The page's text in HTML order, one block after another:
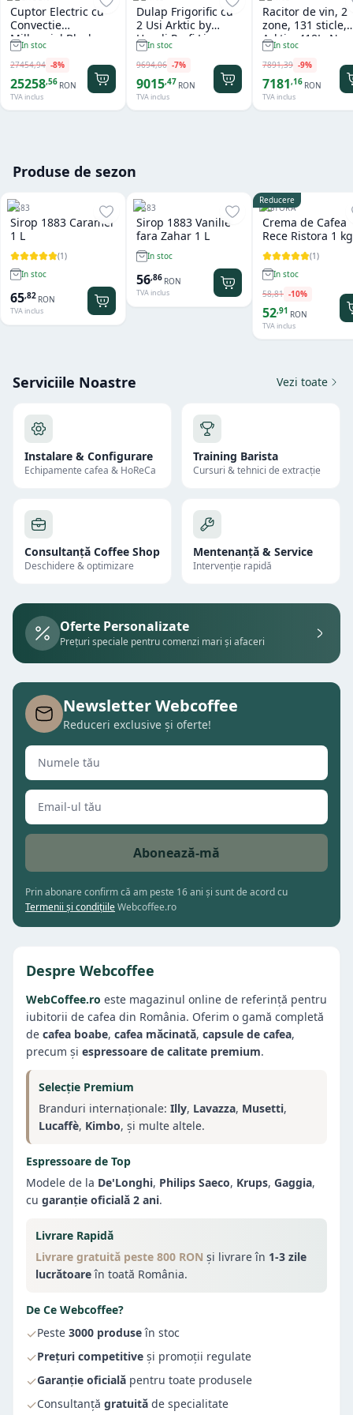
Cuptor Electric cu
Convectie
Millennial Black
Mask Gastro 11 tavi
x GN 1/1 Tecnoeka
In stoc
27454,94 -8%
25258,56 RON
TVA inclus
Dulap Frigorific cu
2 Usi Arktic by
Hendi Profi Line
Seria 800 - 1.240 L
In stoc
9694,06 -7%
9015,47 RON
TVA inclus
Racitor de vin, 2
zone, 131 sticle,
Arktic, 418L,
In stoc
7891,39 -9%
7181,16 RON
TVA inclus
Produse de sezon
1883
Sirop 1883 Caramel
1 L
(1)
In stoc
65,82 RON
TVA inclus
1883
Sirop 1883 Vanilie
fara Zahar 1 L
In stoc
56,86 RON
TVA inclus
Reducere
RISTORA
Crema de Cafea
Rece Ristora 1 kg
(1)
In stoc
58,81 -10%
52,91 RON
TVA inclus
Serviciile Noastre Vezi toate
Instalare & Configurare
Echipamente cafea & HoReCa
Training Barista
Cursuri & tehnici de extracție
Consultanță Coffee Shop
Deschidere & optimizare
Mentenanță & Service
Intervenție rapidă
Oferte Personalizate
Prețuri speciale pentru comenzi mari și afaceri
Newsletter Webcoffee
Reduceri exclusive și oferte!
Abonează-mă
Prin abonare confirm că am peste 16 ani și sunt de acord cu
Termenii și condițiileWebcoffee.ro
Despre Webcoffee
WebCoffee.ro este magazinul online de referință pentru
iubitorii de cafea din România. Oferim o gamă completă
de cafea boabe, cafea măcinată, capsule de cafea,
precum și espressoare de calitate premium.
Selecție Premium
Branduri internaționale: Illy, Lavazza, Musetti,
Lucaffè, Kimbo, și multe altele.
Espressoare de Top
Modele de la De'Longhi, Philips Saeco, Krups, Gaggia,
cu garanție oficială 2 ani.
Livrare Rapidă
Livrare gratuită peste 800 RON și livrare în 1-3 zile
lucrătoareîn toată România.
De Ce Webcoffee?
✓Peste 3000 produseîn stoc
✓Prețuri competitive și promoții regulate
✓Garanție oficială pentru toate produsele
✓Consultanță gratuită de specialitate